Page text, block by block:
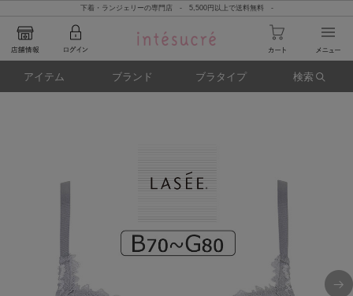
下着・ランジェリーの専門店 - 5,500円以上で送料無料 -
アイテム ブランド ブラタイプ 検索